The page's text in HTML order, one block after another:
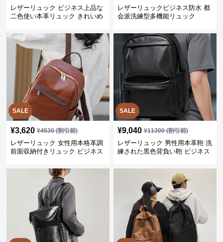
レザーリュック ビジネス上品な
二色使い本革リュック きれいめ
レザーリュックビジネス防水 都
会派洗練型多機能リュック
SALE
¥3,620 ¥4530(割引前)
レザーリュック 女性用本格革調
前面収納付きリュック ビジネス
SALE
¥9,040 ¥11300(割引前)
レザーリュック 男性用本革鞄 洗
練された黒色背負い鞄 ビジネス